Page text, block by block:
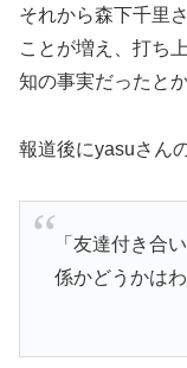
それから森下千里
ことが増え、打ち
知の事実だったとか
報道後にyasuさん
「友達付き合
係かどうかは